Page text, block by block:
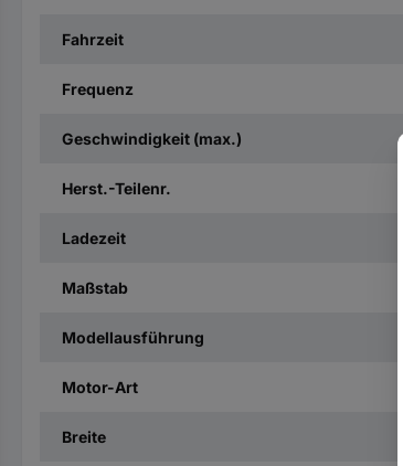
Fahrzeit
Frequenz
Geschwindigkeit (max.)
Herst.-Teilenr.
Ladezeit
Maßstab
Modellausführung
Motor-Art
Breite